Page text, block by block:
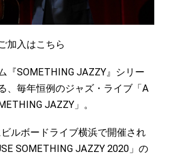
『SOMETHING JAZZY』シリー
、毎年恒例のジャズ・ライブ「A
JAZZY」。
ルボードライブ横浜で開催され
SOMETHING JAZZY 2020」の